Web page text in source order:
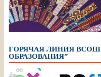
ГОРЯЧАЯ ЛИНИЯ ВСОШ
ОБРАЗОВАНИЯ”